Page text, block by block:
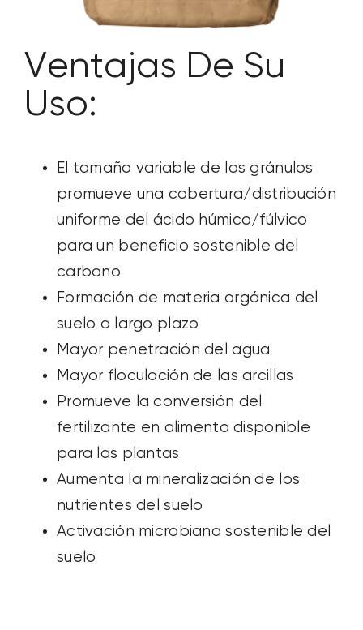
Ventajas De Su
Uso:
El tamaño variable de los gránulos
promueve una cobertura/distribución
uniforme del ácido húmico/fúlvico
paraun beneficio sostenible del
carbono
Formación de materia orgánica del
suelo a largo plazo
Mayor penetración del agua
Mayor floculación de las arcillas
Promueve la conversión del
fertilizante en alimento disponible
para las plantas
Aumenta la mineralización de los
nutrientes del suelo
Activación microbiana sostenible del
suelo